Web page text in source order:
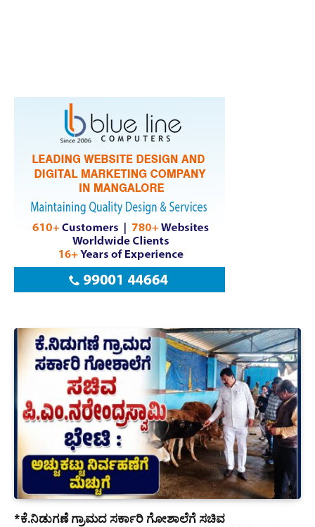
*ಕೆ.ನಿಡುಗಣೆ ಗ್ರಾಮದ ಸರ್ಕಾರಿ ಗೋಶಾಲೆಗೆ ಸಚಿವ